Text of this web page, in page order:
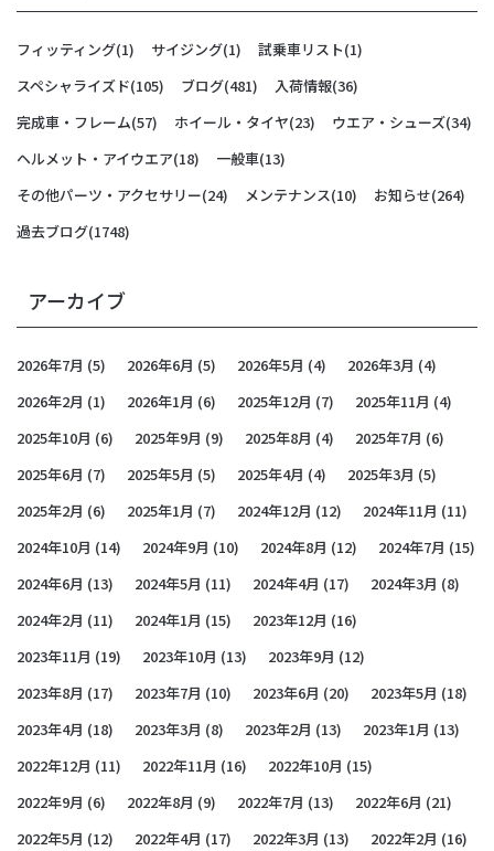
フィッティング(1) サイジング(1) 試乗車リスト(1)
スペシャライズド(105) ブログ(481) 入荷情報(36)
完成車・フレーム(57) ホイール・タイヤ(23) ウエア・シューズ(34)
ヘルメット・アイウエア(18) 一般車(13)
その他パーツ・アクセサリー(24) メンテナンス(10) お知らせ(264)
過去ブログ(1748)
アーカイブ
2026年7月 (5) 2026年6月 (5) 2026年5月 (4) 2026年3月 (4)
2026年2月 (1) 2026年1月 (6) 2025年12月 (7) 2025年11月 (4)
2025年10月 (6) 2025年9月 (9) 2025年8月 (4) 2025年7月 (6)
2025年6月 (7) 2025年5月 (5) 2025年4月 (4) 2025年3月 (5)
2025年2月 (6) 2025年1月 (7) 2024年12月 (12) 2024年11月 (11)
2024年10月 (14) 2024年9月 (10) 2024年8月 (12) 2024年7月 (15)
2024年6月 (13) 2024年5月 (11) 2024年4月 (17) 2024年3月 (8)
2024年2月 (11) 2024年1月 (15) 2023年12月 (16)
2023年11月 (19) 2023年10月 (13) 2023年9月 (12)
2023年8月 (17) 2023年7月 (10) 2023年6月 (20) 2023年5月 (18)
2023年4月 (18) 2023年3月 (8) 2023年2月 (13) 2023年1月 (13)
2022年12月 (11) 2022年11月 (16) 2022年10月 (15)
2022年9月 (6) 2022年8月 (9) 2022年7月 (13) 2022年6月 (21)
2022年5月 (12) 2022年4月 (17) 2022年3月 (13) 2022年2月 (16)